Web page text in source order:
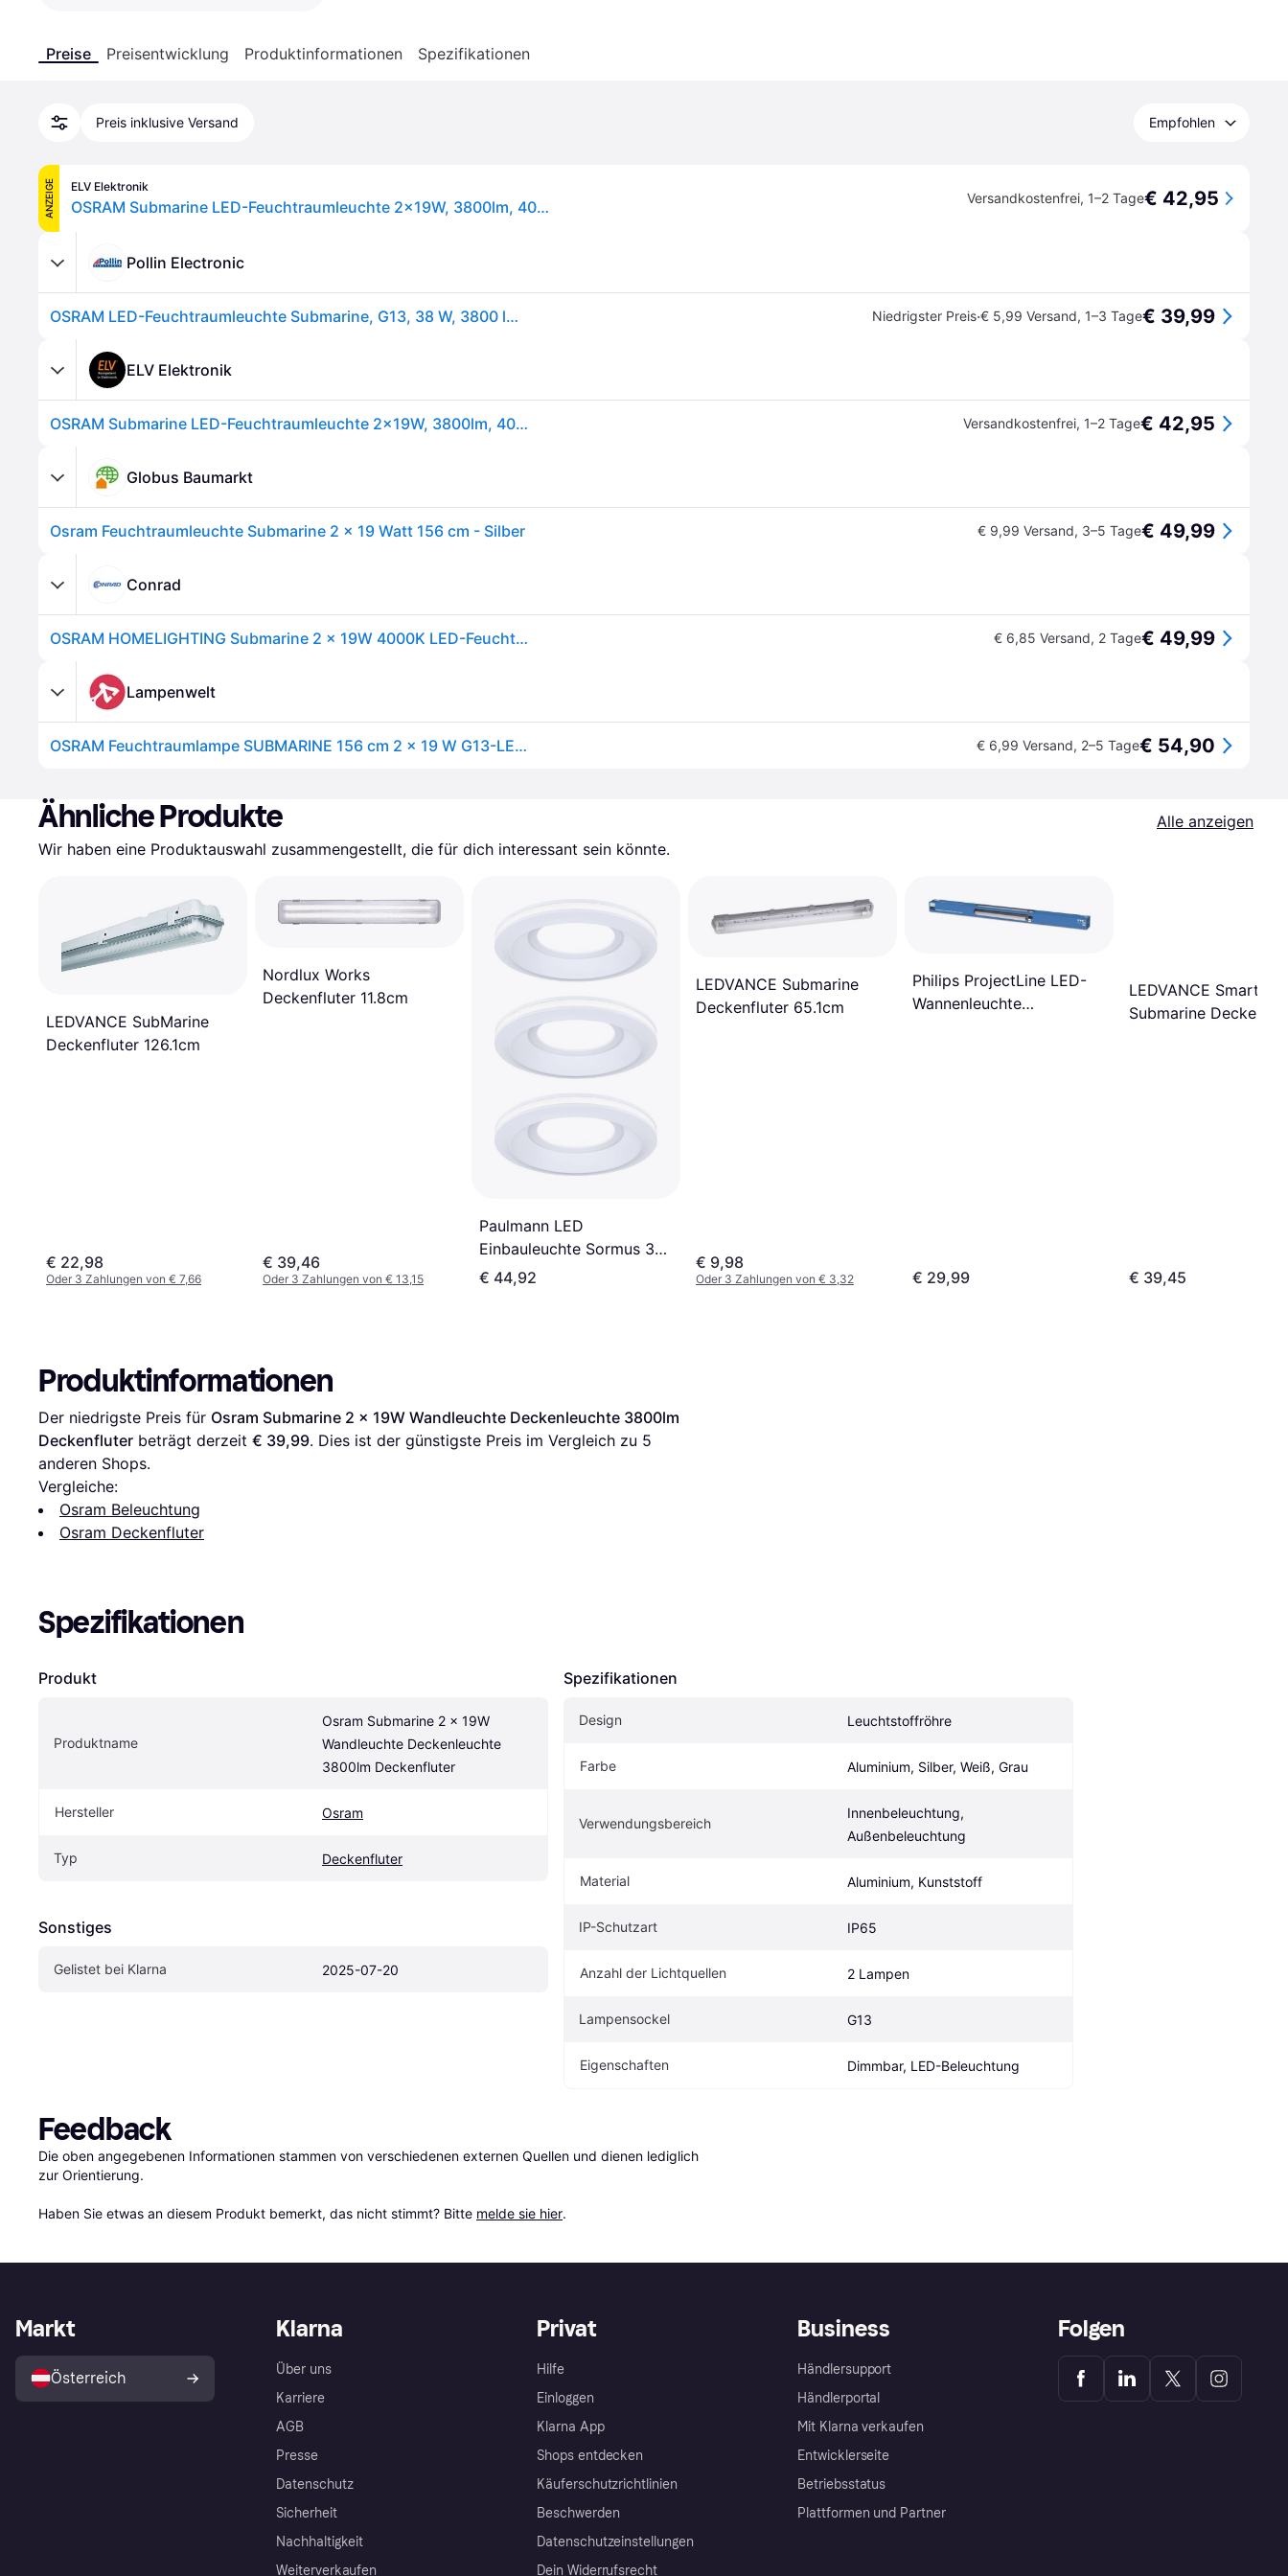
Preise Preisentwicklung Produktinformationen Spezifikationen
Preis inklusive Versand Empfohlen
ANZEIGE ELV Elektronik
OSRAM Submarine LED-Feuchtraumleuchte 2x19W, 3800lm, 4000K, 1,5m, neutralweiß Versandkostenfrei, 1–2 Tage€ 42,95
Pollin Electronic
OSRAM LED-Feuchtraumleuchte Submarine, G13, 38 W, 3800 lm, 4000 K, IP65, neutralweiß, 156,1 cm Niedrigster Preis·€ 5,99 Versand, 1–3 Tage€ 39,99
ELV Elektronik
OSRAM Submarine LED-Feuchtraumleuchte 2x19W, 3800lm, 4000K, 1,5m, neutralweiß Versandkostenfrei, 1–2 Tage€ 42,95
Globus Baumarkt
Osram Feuchtraumleuchte Submarine 2 x 19 Watt 156 cm - Silber € 9,99 Versand, 3–5 Tage€ 49,99
Conrad
OSRAM HOMELIGHTING Submarine 2 x 19W 4000K LED-Feuchtraumleuchte LED-Röhre G13 - [Grau] € 6,85 Versand, 2 Tage€ 49,99
Lampenwelt
OSRAM Feuchtraumlampe SUBMARINE 156 cm 2 x 19 W G13-LED IP65 - grau € 6,99 Versand, 2–5 Tage€ 54,90
Ähnliche Produkte
Alle anzeigen
Wir haben eine Produktauswahl zusammengestellt, die für dich interessant sein könnte.
LEDVANCE SubMarine
Deckenfluter 126.1cm
€ 22,98
Oder 3 Zahlungen von € 7,66
Nordlux Works
Deckenfluter 11.8cm
€ 39,46
Oder 3 Zahlungen von € 13,15
Paulmann LED
Einbauleuchte Sormus 3x
4.8W Weiß Deckenfluter
€ 44,92
LEDVANCE Submarine
Deckenfluter 65.1cm
€ 9,98
Oder 3 Zahlungen von € 3,32
Philips ProjectLine LED-
Wannenleuchte
€ 29,99
LEDVANCE Smart+
Submarine
€ 39,45
Produktinformationen
Der niedrigste Preis für Osram Submarine 2 x 19W Wandleuchte Deckenleuchte 3800lm
Deckenfluter beträgt derzeit € 39,99. Dies ist der günstigste Preis im Vergleich zu 5
anderen Shops.
Vergleiche:
Osram Beleuchtung
Osram Deckenfluter
Spezifikationen
Produkt
Produktname
Osram Submarine 2 x 19W
Wandleuchte Deckenleuchte
3800lm Deckenfluter
Hersteller Osram
Typ Deckenfluter
Sonstiges
Gelistet bei Klarna 2025-07-20
Spezifikationen
Design Leuchtstoffröhre
Farbe Aluminium, Silber, Weiß, Grau
Verwendungsbereich
Innenbeleuchtung,
Außenbeleuchtung
Material Aluminium, Kunststoff
IP-Schutzart IP65
Anzahl der Lichtquellen 2 Lampen
Lampensockel G13
Eigenschaften Dimmbar, LED-Beleuchtung
Feedback
Die oben angegebenen Informationen stammen von verschiedenen externen Quellen und dienen lediglich
zur Orientierung.
Haben Sie etwas an diesem Produkt bemerkt, das nicht stimmt? Bitte melde sie hier.
Klarna
Über uns
Karriere
AGB
Presse
Datenschutz
Sicherheit
Nachhaltigkeit
Weiterverkaufen
Privat
Hilfe
Einloggen
Klarna App
Shops entdecken
Käuferschutzrichtlinien
Beschwerden
Datenschutzeinstellungen
Dein Widerrufsrecht
Business
Händlersupport
Händlerportal
Mit Klarna verkaufen
Entwicklerseite
Betriebsstatus
Plattformen und Partner
Markt
Österreich
Folgen